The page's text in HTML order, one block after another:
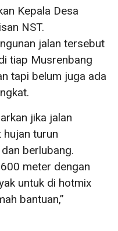
Kepala Desa
NST.
jalan tersebut
tiap Musrenbang
tapi belum juga ada
jika jalan
hujan turun
berlubang.
meter dengan
untuk di hotmix
bantuan,”